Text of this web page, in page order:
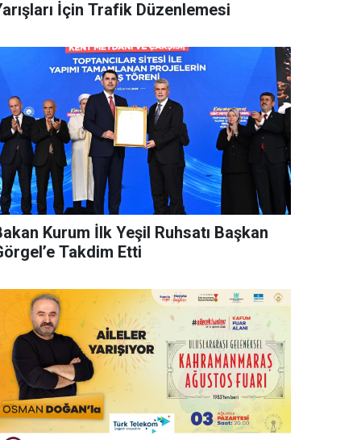
İçin Trafik Düzenlemesi
Kurum İlk Yeşil Ruhsatı Başkan
Takdim Etti